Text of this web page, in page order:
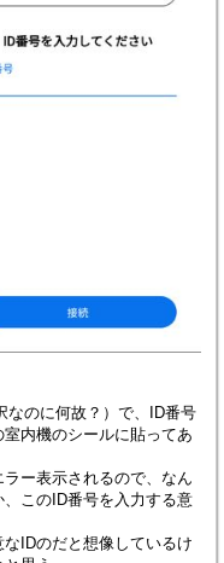
なのに何故？）で、ID番号
内機のシールに貼ってあ
ー表示されるので、なん
このID番号を入力する意
IDのだと想像しているけ